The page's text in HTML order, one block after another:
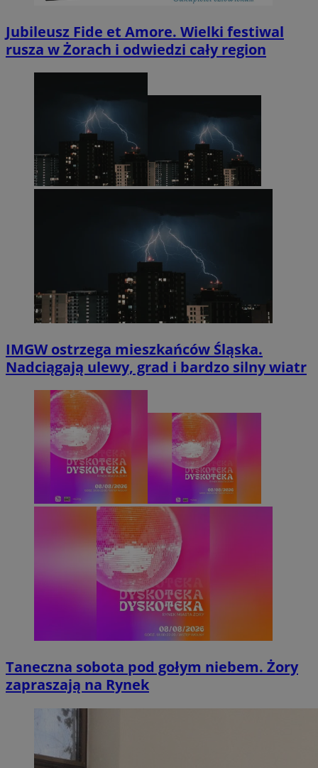
Jubileusz Fide et Amore. Wielki festiwal
rusza w Żorach i odwiedzi cały region
IMGW ostrzega mieszkańców Śląska.
Nadciągają ulewy, grad i bardzo silny wiatr
Taneczna sobota pod gołym niebem. Żory
zapraszają na Rynek